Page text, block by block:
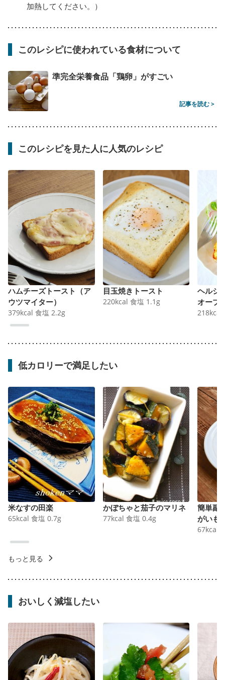
加熱してください。）
このレシピに使われている食材について
準完全栄養食品「鶏卵」がすごい
記事を読む >
このレシピを見た人に人気のレシピ
ハムチーズトースト（ア
ウツマイター）
379kcal 食塩 2.2g
目玉焼きトースト
220kcal 食塩 1.1 g
ヘルシ
オープ
218kcal
低カロリーで満足したい
米なすの田楽
65kcal 食塩 0.7g
かぼちゃと茄子のマリネ
77kcal 食塩 0.4g
簡単副
がいも
67kcal
もっと見る
おいしく減塩したい